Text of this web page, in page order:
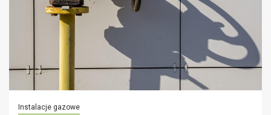
Instalacje gazowe